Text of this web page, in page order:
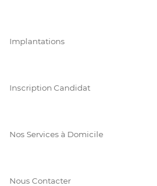
Implantations
Inscription Candidat
Nos Services à Domicile
Nous Contacter